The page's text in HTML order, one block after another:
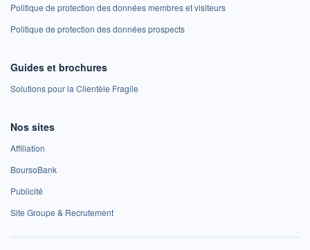
Politique de protection des données membres et visiteurs
Politique de protection des données prospects
Guides et brochures
Solutions pour la Clientèle Fragile
Nos sites
Affiliation
BoursoBank
Publicité
Site Groupe & Recrutement